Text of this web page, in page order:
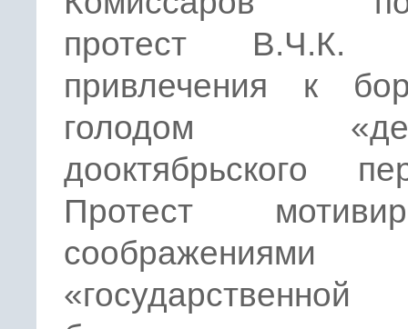
протест В.Ч.К.
привлечения к
голодом
дооктябрьского
Протест
соображениями
«государственной